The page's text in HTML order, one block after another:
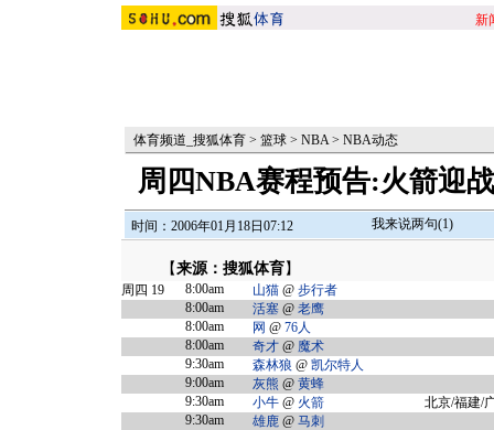
新
体育频道_搜狐体育> 篮球> NBA> NBA动态
周四NBA赛程预告:火箭迎
时间：2006年01月18日07:12 我来说两句(1)
【来源：搜狐体育】
周四 19 8:00am 山猫 @ 步行者
8:00am
活塞 @ 老鹰
8:00am
网 @ 76人
8:00am
奇才 @ 魔术
9:30am
森林狼 @ 凯尔特人
9:00am
灰熊 @ 黄蜂
9:30am
小牛 @ 火箭
北京/福建/
9:30am
雄鹿 @ 马刺